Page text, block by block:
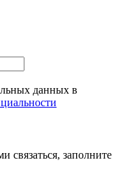
данных в
связаться, заполните